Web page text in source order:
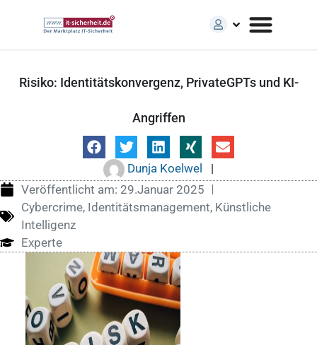
Risiko: Identitätskonvergenz, PrivateGPTs und KI-
Angriffen
Dunja Koelwel
|
Veröffentlicht am: 29.Januar 2025
Cybercrime, Identitätsmanagement, Künstliche
Intelligenz
Experte